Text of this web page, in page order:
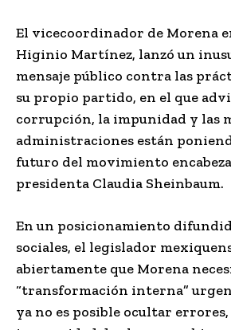
El vicecoordinador de Morena
Higinio Martínez, lanzó un
mensaje público contra las
su propio partido, en el que
corrupción, la impunidad y las
administraciones están
futuro del movimiento
presidenta Claudia Sheinbaum.
En un posicionamiento
sociales, el legislador
abiertamente que Morena
“transformación interna”
ya no es posible ocultar